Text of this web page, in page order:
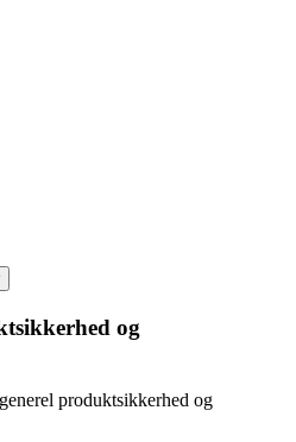
og
produktsikkerhed og